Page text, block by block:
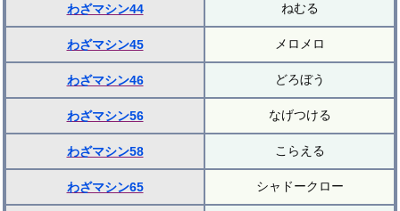
わざマシン44 ねむる
わざマシン45 メロメロ
わざマシン46 どろぼう
わざマシン56 なげつける
わざマシン58 こらえる
わざマシン65 シャドークロー